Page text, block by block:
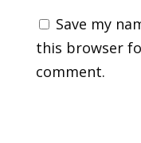
Save my
this browser
comment.